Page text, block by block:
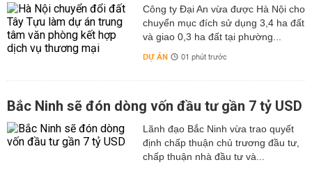
Công ty Đại An vừa được Hà Nội cho
chuyển mục đích sử dụng 3,4 ha đất
và giao 0,3 ha đất tại phường...
DỰ ÁN 01 phút trước
Bắc Ninh sẽ đón dòng vốn đầu tư gần 7 tỷ USD
Lãnh đạo Bắc Ninh vừa trao quyết
định chấp thuận chủ trương đầu tư,
chấp thuận nhà đầu tư và...